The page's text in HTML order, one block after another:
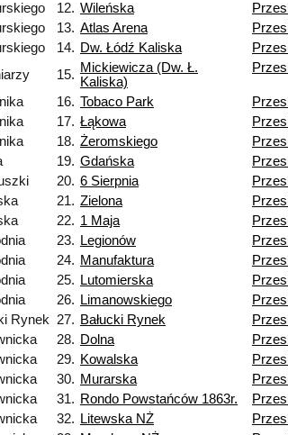
12. Wileńska
13. Atlas Arena
14. Dw. Łódź Kaliska
15. Mickiewicza (Dw. Ł.
Kaliska)
16. Tobaco Park
17. Łąkowa
18. Żeromskiego
19. Gdańska
20. 6 Sierpnia
21. Zielona
22. 1 Maja
23. Legionów
24. Manufaktura
25. Lutomierska
26. Limanowskiego
Rynek
27. Bałucki Rynek
28. Dolna
29. Kowalska
30. Murarska
31. Rondo Powstańców 1863r.
32. Litewska NŻ